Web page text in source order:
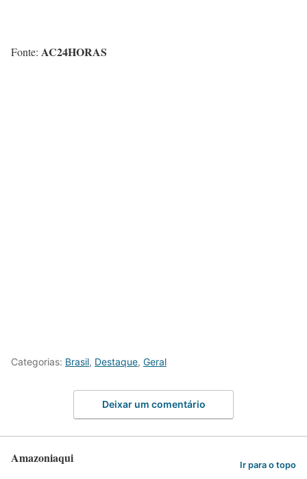
Fonte: AC24HORAS
Categorias: Brasil, Destaque, Geral
Deixar um comentário
Amazoniaqui Ir para o topo